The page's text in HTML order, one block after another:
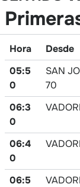
Hora Desde
05:5
0
SAN
70
06:3
0
06:4
0
06:5